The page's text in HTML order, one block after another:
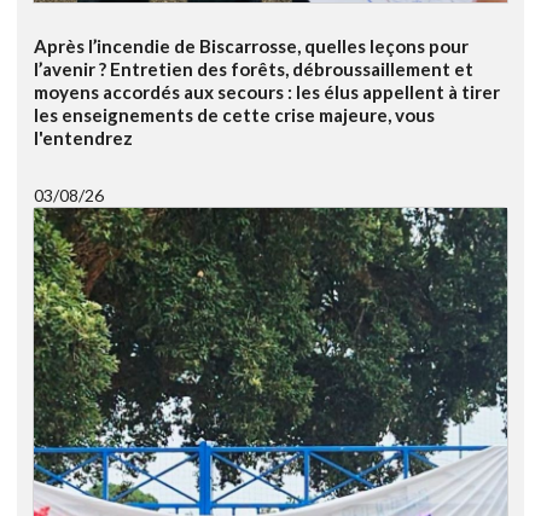
Après l’incendie de Biscarrosse, quelles leçons pour
l’avenir ? Entretien des forêts, débroussaillement et
moyens accordés aux secours : les élus appellent à tirer
les enseignements de cette crise majeure, vous
l'entendrez
03/08/26